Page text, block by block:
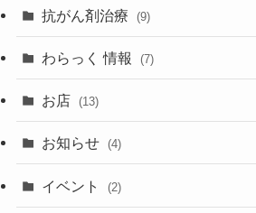
抗がん剤治療 (9)
わらっく 情報 (7)
お店 (13)
お知らせ (4)
イベント (2)